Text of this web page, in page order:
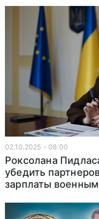
02.10.2025 - 08:00
Роксолана
убедить
зарплаты военным